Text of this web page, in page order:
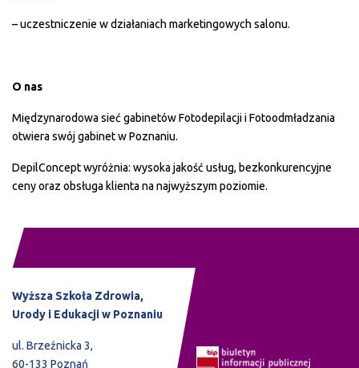
– uczestniczenie w działaniach marketingowych salonu.
O nas
Międzynarodowa sieć gabinetów Fotodepilacji i Fotoodmładzania
otwiera swój gabinet w Poznaniu.
DepilConcept wyróżnia: wysoka jakość usług, bezkonkurencyjne
ceny oraz obsługa klienta na najwyższym poziomie.
Wyższa Szkoła Zdrowia,
Urody i Edukacji w Poznaniu
ul. Brzeźnicka 3,
60-133 Poznań